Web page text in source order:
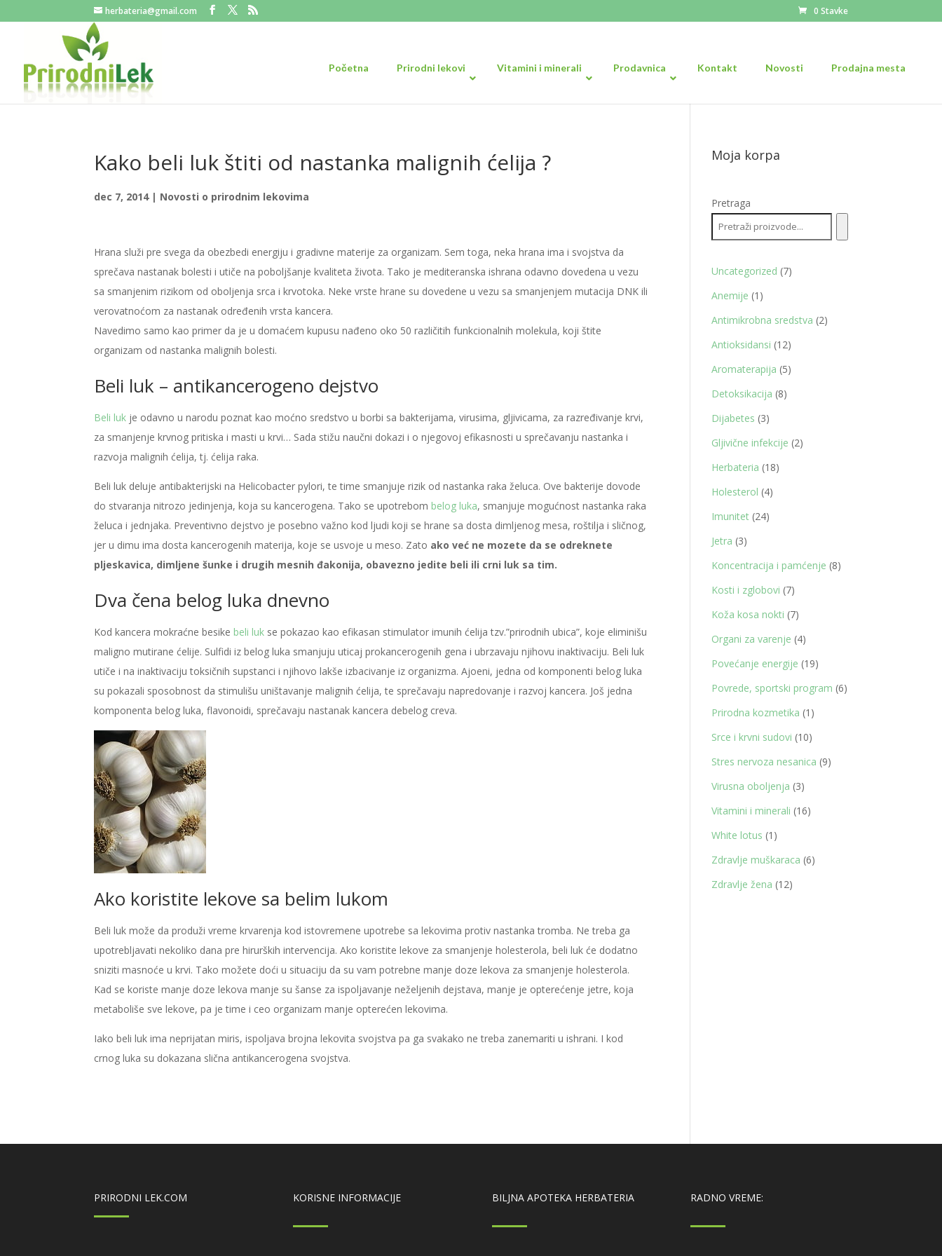
herbateria@gmail.com 0 Stavke
Početna Prirodni lekovi Vitamini i minerali Prodavnica Kontakt Novosti Prodajna mesta
Kako beli luk štiti od nastanka malignih ćelija ?
dec 7, 2014| Novosti o prirodnim lekovima
Hrana služi pre svega da obezbedi energiju i gradivne materije za organizam. Sem toga, neka hrana ima i svojstva da
sprečava nastanak bolesti i utiče na poboljšanje kvaliteta života. Tako je mediteranska ishrana odavno dovedena u vezu
sa smanjenim rizikom od oboljenja srca i krvotoka. Neke vrste hrane su dovedene u vezu sa smanjenjem mutacija DNK ili
verovatnoćom za nastanak određenih vrsta kancera.
Navedimo samo kao primer da je u domaćem kupusu nađeno oko 50 različitih funkcionalnih molekula, koji štite
organizam od nastanka malignih bolesti.
Beli luk – antikancerogeno dejstvo
Beli luk je odavno u narodu poznat kao moćno sredstvo u borbi sa bakterijama, virusima, gljivicama, za razređivanje krvi,
za smanjenje krvnog pritiska i masti u krvi… Sada stižu naučni dokazi i o njegovoj efikasnosti u sprečavanju nastanka i
razvoja malignih ćelija, tj. ćelija raka.
Beli luk deluje antibakterijski na Helicobacter pylori, te time smanjuje rizik od nastanka raka želuca. Ove bakterije dovode
do stvaranja nitrozo jedinjenja, koja su kancerogena. Tako se upotrebom belog luka, smanjuje mogućnost nastanka raka
želuca i jednjaka. Preventivno dejstvo je posebno važno kod ljudi koji se hrane sa dosta dimljenog mesa, roštilja i sličnog,
jer u dimu ima dosta kancerogenih materija, koje se usvoje u meso. Zato ako već ne mozete da se odreknete
pljeskavica, dimljene šunke i drugih mesnih đakonija, obavezno jedite beli ili crni luk sa tim.
Dva čena belog luka dnevno
Kod kancera mokraćne besike beli luk se pokazao kao efikasan stimulator imunih ćelija tzv.”prirodnih ubica”, koje eliminišu
maligno mutirane ćelije. Sulfidi iz belog luka smanjuju uticaj prokancerogenih gena i ubrzavaju njihovu inaktivaciju. Beli luk
utiče i na inaktivaciju toksičnih supstanci i njihovo lakše izbacivanje iz organizma. Ajoeni, jedna od komponenti belog luka
su pokazali sposobnost da stimulišu uništavanje malignih ćelija, te sprečavaju napredovanje i razvoj kancera. Još jedna
komponenta belog luka, flavonoidi, sprečavaju nastanak kancera debelog creva.
Ako koristite lekove sa belim lukom
Beli luk može da produži vreme krvarenja kod istovremene upotrebe sa lekovima protiv nastanka tromba. Ne treba ga
upotrebljavati nekoliko dana pre hirurških intervencija. Ako koristite lekove za smanjenje holesterola, beli luk će dodatno
sniziti masnoće u krvi. Tako možete doći u situaciju da su vam potrebne manje doze lekova za smanjenje holesterola.
Kad se koriste manje doze lekova manje su šanse za ispoljavanje neželjenih dejstava, manje je opterećenje jetre, koja
metaboliše sve lekove, pa je time i ceo organizam manje opterećen lekovima.
Iako beli luk ima neprijatan miris, ispoljava brojna lekovita svojstva pa ga svakako ne treba zanemariti u ishrani. I kod
crnog luka su dokazana slična antikancerogena svojstva.
Moja korpa
Pretraga
Uncategorized 77
Anemije 1 1
proizvod
Antimikrobna sredstva 22
Antioksidansi 1212
proizvoda
Aromaterapija 55
Detoksikacija 88
Dijabetes 33
proizvoda
Gljivične infekcije 22
Herbateria 1818
Holesterol 44
Imunitet 2424
Jetra 33
proizvoda
Koncentracija i pamćenje 88
Kosti i zglobovi 77
proizvoda
Koža kosa nokti 77
proizvoda
Organi za varenje 44
proizvoda
Povećanje energije 1919
proizvoda
Povrede, sportski program 66
Prirodna kozmetika 1 1
proizvod
Srce i krvni sudovi 1010
proizvoda
Stres nervoza nesanica 99
Virusna oboljenja 33
proizvoda
Vitamini i minerali 1616
White lotus 1 1
proizvod
Zdravlje muškaraca 66
Zdravlje žena 1212
PRIRODNI LEK.COM KORISNE INFORMACIJE BILJNA APOTEKA HERBATERIA RADNO VREME: